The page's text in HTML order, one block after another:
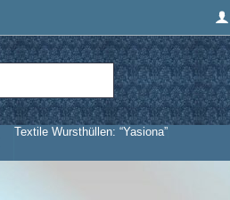
Textile Wursthüllen: “Yasiona”